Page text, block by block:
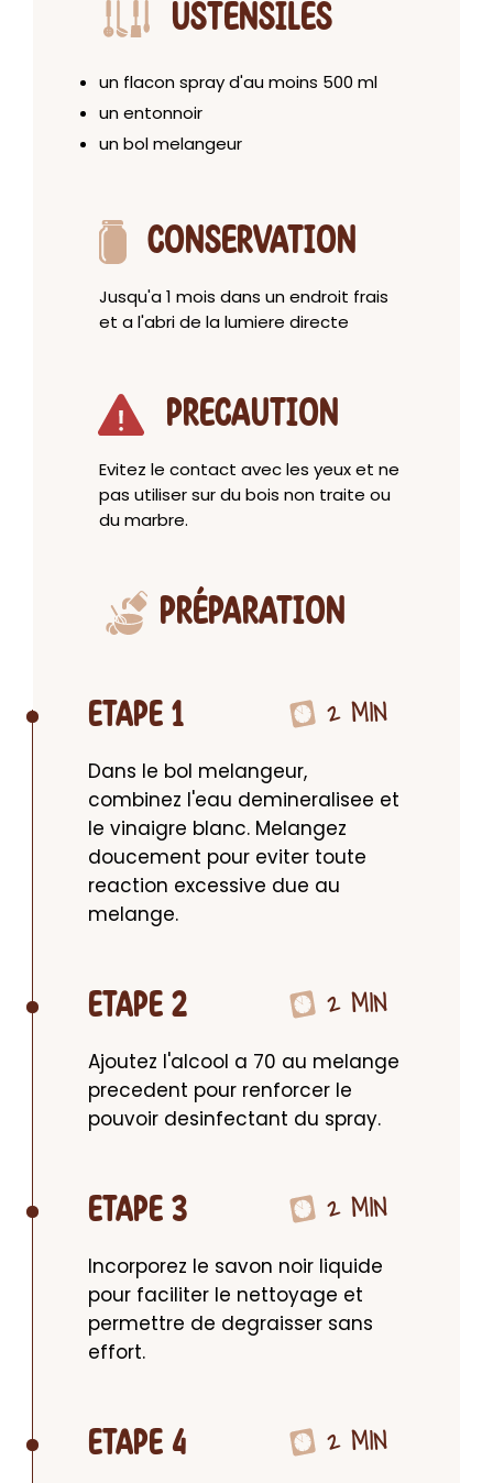
USTENSILES
un flacon spray d'au moins 500 ml
un entonnoir
un bol melangeur
CONSERVATION
Jusqu'a 1 mois dans un endroit frais
et a l'abri de la lumiere directe
PRECAUTION
Evitez le contact avec les yeux et ne
pas utiliser sur du bois non traite ou
du marbre.
PRÉPARATION
ETAPE 1 2 MIN
Dans le bol melangeur,
combinez l'eau demineralisee et
le vinaigre blanc. Melangez
doucement pour eviter toute
reaction excessive due au
melange.
ETAPE 2 2 MIN
Ajoutez l'alcool a 70 au melange
precedent pour renforcer le
pouvoir desinfectant du spray.
ETAPE 3 2 MIN
Incorporez le savon noir liquide
pour faciliter le nettoyage et
permettre de degraisser sans
effort.
ETAPE 4 2 MIN